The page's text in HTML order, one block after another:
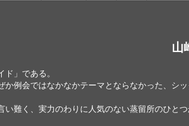
山
」である。
例会ではなかなかテーマとならなかった、シ
難く、実力のわりに人気のない蒸留所のひと